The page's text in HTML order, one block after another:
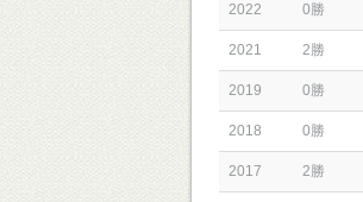
2022 0勝
2021 2勝
2019 0勝
2018 0勝
2017 2勝